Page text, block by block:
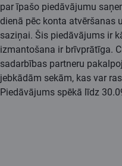
par īpašo piedāvājumu
dienā pēc konta atvēršanas
saziņai. Šis piedāvājums ir
izmantošana ir brīvprātīga.
sadarbības partneru
jebkādām sekām, kas var
Piedāvājums spēkā līdz